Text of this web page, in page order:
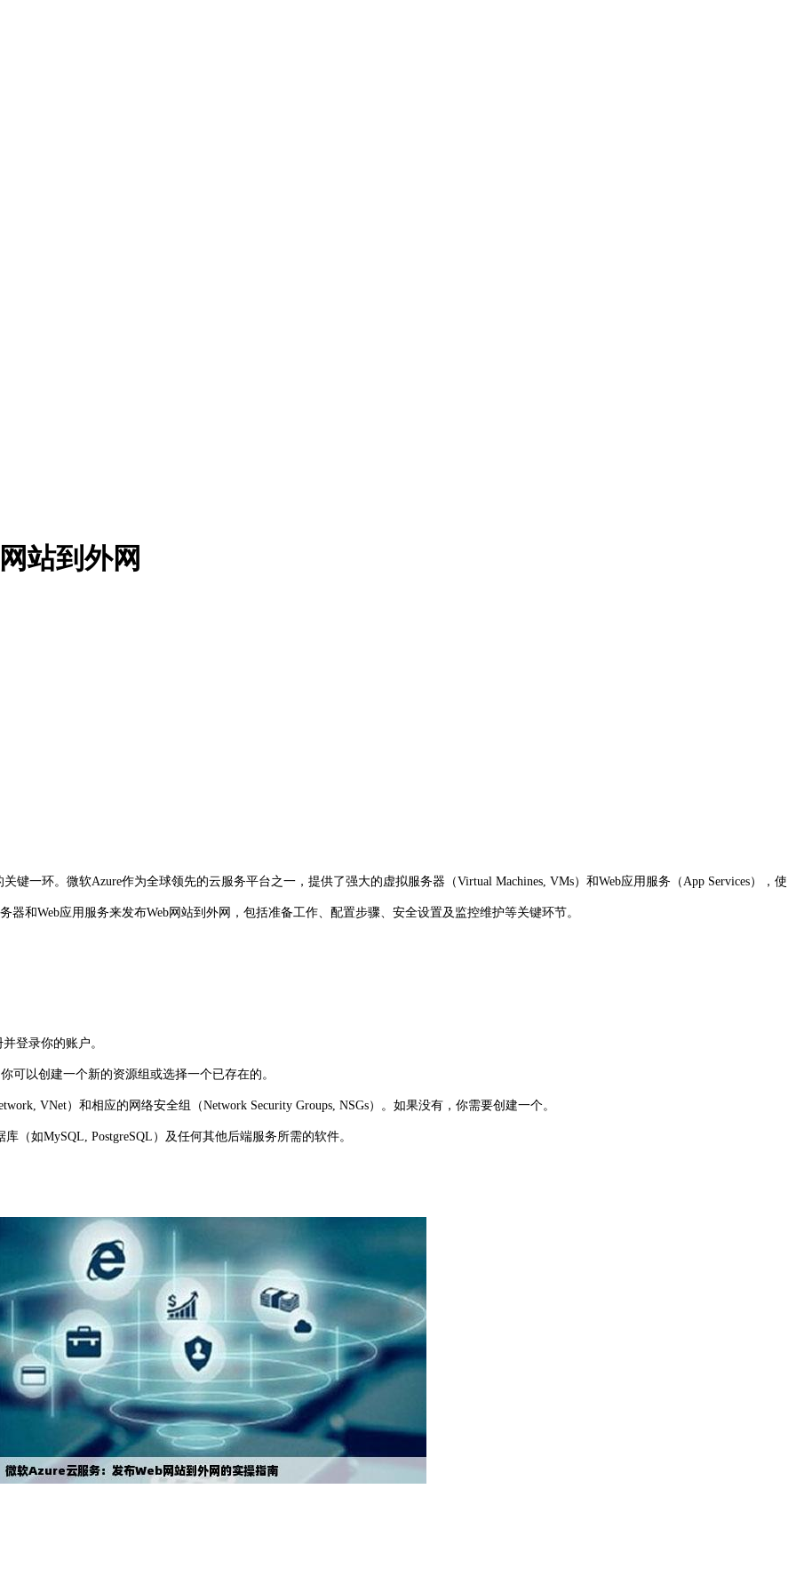
站到外网
键一环。微软Azure作为全球领先的云服务平台之一，提供了强大的虚拟服务器（Virtual Machines, VMs）和Web应用服务（App Services），使
和Web应用服务来发布Web网站到外网，包括准备工作、配置步骤、安全设置及监控维护等关键环节。
登录你的账户。
以创建一个新的资源组或选择一个已存在的。
VNet）和相应的网络安全组（Network Security Groups, NSGs）。如果没有，你需要创建一个。
如MySQL, PostgreSQL）及任何其他后端服务所需的软件。